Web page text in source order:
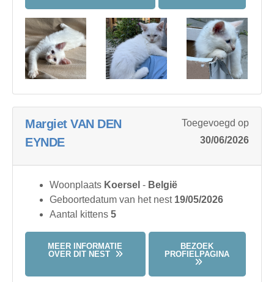
Margiet VAN DEN
EYNDE
Toegevoegd op
30/06/2026
Woonplaats Koersel - België
Geboortedatum van het nest 19/05/2026
Aantal kittens 5
MEER INFORMATIE
OVER DIT NEST
BEZOEK
PROFIELPAGINA